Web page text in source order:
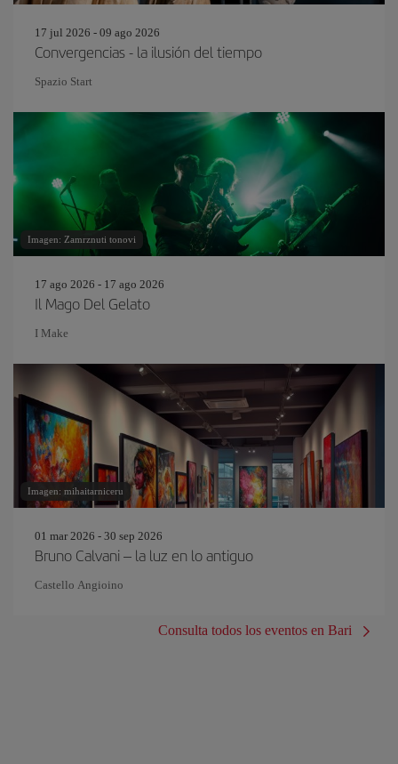
17 jul 2026 - 09 ago 2026
Convergencias - la ilusión del tiempo
Spazio Start
Imagen: Zamrznuti tonovi
17 ago 2026 - 17 ago 2026
Il Mago Del Gelato
I Make
Imagen: mihaitarniceru
01 mar 2026 - 30 sep 2026
Bruno Calvani – la luz en lo antiguo
Castello Angioino
Consulta todos los eventos en Bari